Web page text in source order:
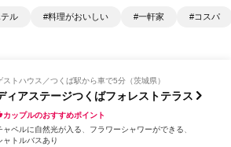
ル #料理がおいしい #一軒家 #コスパ
ストハウス つくば駅から車で5分（茨城県）
ィアステージつくばフォレストテラス
カップルのおすすめポイント
ャペルに自然光が入る
フラワーシャワーができる
ャトルバスあり